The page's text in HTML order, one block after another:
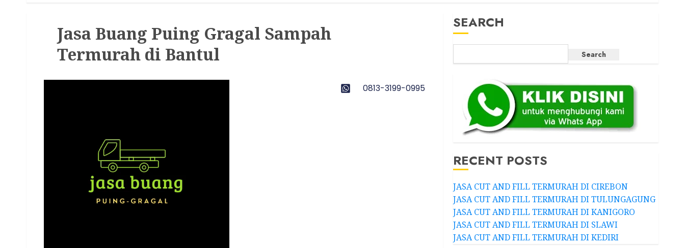
Jasa Buang Puing Gragal Sampah
Termurah di Bantul
0813-3199-0995
SEARCH
Search
RECENT POSTS
JASA CUT AND FILL TERMURAH DI CIREBON
JASA CUT AND FILL TERMURAH DI TULUNGAGUNG
JASA CUT AND FILL TERMURAH DI KANIGORO
JASA CUT AND FILL TERMURAH DI SLAWI
JASA CUT AND FILL TERMURAH DI KEDIRI